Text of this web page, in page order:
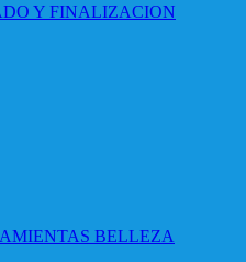
Y FINALIZACION
BELLEZA